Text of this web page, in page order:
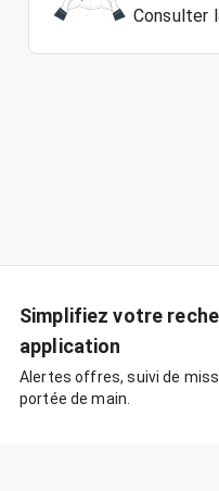
Consulter
Simplifiez votre
application
Alertes offres, suivi de
portée de main.